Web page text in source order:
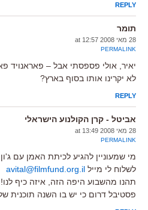
REPLY
תומר
28 מאי 2008 at 12:57
PERMALINK
יאיר, אולי פספסתי אבל – פאראנויד
לא יקרינו אותו בסוף בארץ?
REPLY
אביטל - קרן הקולנוע הישראלי
28 מאי 2008 at 13:49
PERMALINK
מי שמעוניין להגיע לכיתת האמן עם
לשלוח לי מייל avital@filmfund.org.il
תהנו מהשבוע היפה הזה, איזה כיף
פסטיבל דרום כי יש בו השנה תוכנית